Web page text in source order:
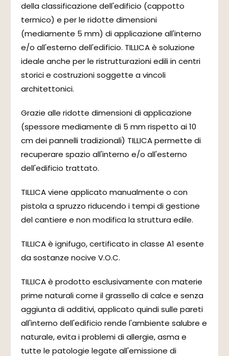
della classificazione dell'edificio (cappotto
termico) e per le ridotte dimensioni
(mediamente 5 mm) di applicazione all'interno
e/o all'esterno dell'edificio. TILLICA è soluzione
ideale anche per le ristrutturazioni edili in centri
storici e costruzioni soggette a vincoli
architettonici.
Grazie alle ridotte dimensioni di applicazione
(spessore mediamente di 5 mm rispetto ai 10
cm dei pannelli tradizionali) TILLICA permette di
recuperare spazio all'interno e/o all'esterno
dell'edificio trattato.
TILLICA viene applicato manualmente o con
pistola a spruzzo riducendo i tempi di gestione
del cantiere e non modifica la struttura edile.
TILLICA è ignifugo, certificato in classe A1 esente
da sostanze nocive V.O.C.
TILLICA è prodotto esclusivamente con materie
prime naturali come il grassello di calce e senza
aggiunta di additivi, applicato quindi sulle pareti
all'interno dell'edificio rende l'ambiente salubre e
naturale, evita i problemi di allergie, asma e
tutte le patologie legate all'emissione di